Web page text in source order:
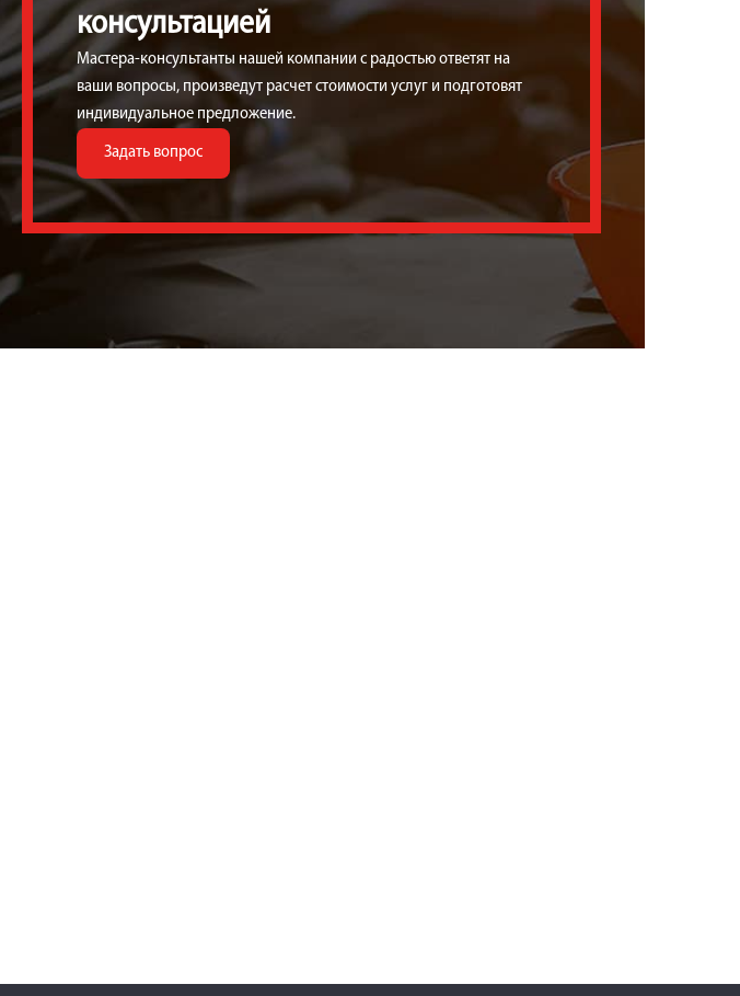
консультацией
Мастера-консультанты нашей компании с радостью ответят на
ваши вопросы, произведут расчет стоимости услуг и подготовят
индивидуальное предложение.
Задать вопрос